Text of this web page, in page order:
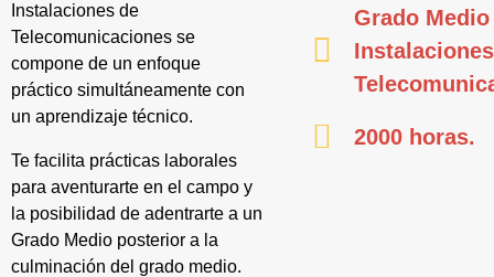
Instalaciones de
Telecomunicaciones se
compone de un enfoque
práctico simultáneamente con
un aprendizaje técnico.
Te facilita prácticas laborales
para aventurarte en el campo y
la posibilidad de adentrarte a un
Grado Medio posterior a la
culminación del grado medio.
Grado Medio
2000 horas.